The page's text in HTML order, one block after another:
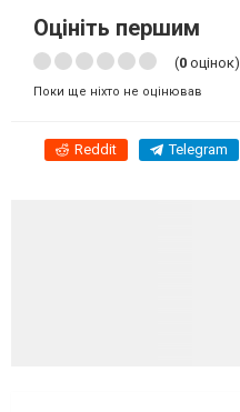
Оцініть першим
(0 оцінок)
Поки ще ніхто не оцінював
Reddit Telegram